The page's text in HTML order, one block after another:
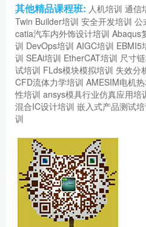
其他精品课程班: 人机培训 通信
Twin Builder培训 安全开发培训 公
catia汽车内外饰设计培训 Abaqus
训 DevOps培训 AIGC培训 EBMI5
训 SEAi培训 EtherCAT培训 尺寸
试培训 FLds模块模拟培训 失效分
CFD流体力学培训 AMESIM电机
性培训 ansys模具行业仿真应用培
混合IC设计培训 嵌入式产品测试
训